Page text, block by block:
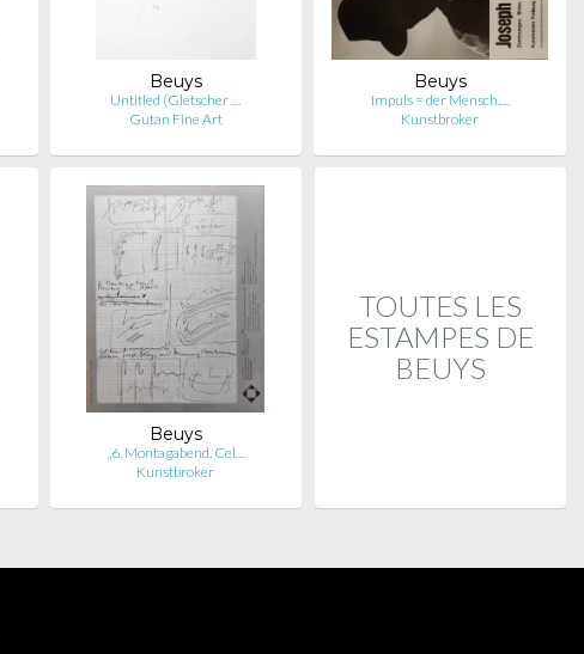
Beuys
Untitled (Gletscher …
Gutan Fine Art
Beuys
Impuls = der Mensch.…
Kunstbroker
Beuys
„6. Montagabend. Cel…
Kunstbroker
TOUTES LES
ESTAMPES DE
BEUYS